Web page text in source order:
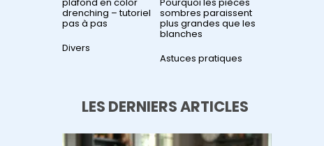
plafond en color
drenching – tutoriel
pas à pas
Par rapport à
Divers
Pourquoi les pièces
sombres paraissent
plus grandes que les
blanches
Par rapport à
Astuces pratiques
LES DERNIERS ARTICLES